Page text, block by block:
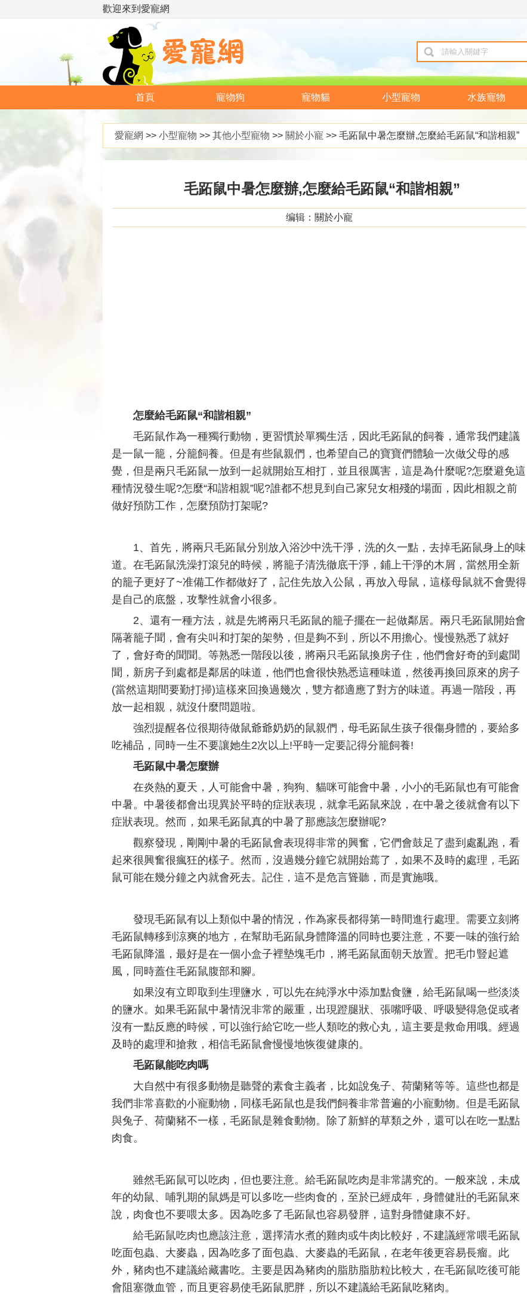
歡迎來到愛寵網
首頁 寵物狗 寵物貓 小型寵物 水族寵物
愛寵網 >> 小型寵物 >> 其他小型寵物 >> 關於小寵 >> 毛跖鼠中暑怎麼辦,怎麼給毛跖鼠“和諧相親”
毛跖鼠中暑怎麼辦,怎麼給毛跖鼠“和諧相親”
编辑：關於小寵
怎麼給毛跖鼠“和諧相親”
毛跖鼠作為一種獨行動物，更習慣於單獨生活，因此毛跖鼠的飼養，通常我們建議
是一鼠一籠，分籠飼養。但是有些鼠親們，也希望自己的寶寶們體驗一次做父母的感
覺，但是兩只毛跖鼠一放到一起就開始互相打，並且很厲害，這是為什麼呢?怎麼避免這
種情況發生呢?怎麼“和諧相親”呢?誰都不想見到自己家兒女相殘的場面，因此相親之前
做好預防工作，怎麼預防打架呢?
1、首先，將兩只毛跖鼠分別放入浴沙中洗干淨，洗的久一點，去掉毛跖鼠身上的味
道。在毛跖鼠洗澡打滾兒的時候，將籠子清洗徹底干淨，鋪上干淨的木屑，當然用全新
的籠子更好了~准備工作都做好了，記住先放入公鼠，再放入母鼠，這樣母鼠就不會覺得
是自己的底盤，攻擊性就會小很多。
2、還有一種方法，就是先將兩只毛跖鼠的籠子擺在一起做鄰居。兩只毛跖鼠開始會
隔著籠子聞，會有尖叫和打架的架勢，但是夠不到，所以不用擔心。慢慢熟悉了就好
了，會好奇的聞聞。等熟悉一階段以後，將兩只毛跖鼠換房子住，他們會好奇的到處聞
聞，新房子到處都是鄰居的味道，他們也會很快熟悉這種味道，然後再換回原來的房子
(當然這期間要勤打掃)這樣來回換過幾次，雙方都適應了對方的味道。再過一階段，再
放一起相親，就沒什麼問題啦。
強烈提醒各位很期待做鼠爺爺奶奶的鼠親們，母毛跖鼠生孩子很傷身體的，要給多
吃補品，同時一生不要讓她生2次以上!平時一定要記得分籠飼養!
毛跖鼠中暑怎麼辦
在炎熱的夏天，人可能會中暑，狗狗、貓咪可能會中暑，小小的毛跖鼠也有可能會
中暑。中暑後都會出現異於平時的症狀表現，就拿毛跖鼠來說，在中暑之後就會有以下
症狀表現。然而，如果毛跖鼠真的中暑了那應該怎麼辦呢?
觀察發現，剛剛中暑的毛跖鼠會表現得非常的興奮，它們會鼓足了盡到處亂跑，看
起來很興奮很瘋狂的樣子。然而，沒過幾分鐘它就開始蔫了，如果不及時的處理，毛跖
鼠可能在幾分鐘之內就會死去。記住，這不是危言聳聽，而是實施哦。
發現毛跖鼠有以上類似中暑的情況，作為家長都得第一時間進行處理。需要立刻將
毛跖鼠轉移到涼爽的地方，在幫助毛跖鼠身體降溫的同時也要注意，不要一味的強行給
毛跖鼠降溫，最好是在一個小盒子裡墊塊毛巾，將毛跖鼠面朝天放置。把毛巾豎起遮
風，同時蓋住毛跖鼠腹部和腳。
如果沒有立即取到生理鹽水，可以先在純淨水中添加點食鹽，給毛跖鼠喝一些淡淡
的鹽水。如果毛跖鼠中暑情況非常的嚴重，出現蹬腿狀、張嘴呼吸、呼吸變得急促或者
沒有一點反應的時候，可以強行給它吃一些人類吃的救心丸，這主要是救命用哦。經過
及時的處理和搶救，相信毛跖鼠會慢慢地恢復健康的。
毛跖鼠能吃肉嗎
大自然中有很多動物是聽聲的素食主義者，比如說兔子、荷蘭豬等等。這些也都是
我們非常喜歡的小寵動物，同樣毛跖鼠也是我們飼養非常普遍的小寵動物。但是毛跖鼠
與兔子、荷蘭豬不一樣，毛跖鼠是雜食動物。除了新鮮的草類之外，還可以在吃一點點
肉食。
雖然毛跖鼠可以吃肉，但也要注意。給毛跖鼠吃肉是非常講究的。一般來說，未成
年的幼鼠、哺乳期的鼠媽是可以多吃一些肉食的，至於已經成年，身體健壯的毛跖鼠來
說，肉食也不要喂太多。因為吃多了毛跖鼠也容易發胖，這對身體健康不好。
給毛跖鼠吃肉也應該注意，選擇清水煮的雞肉或牛肉比較好，不建議經常喂毛跖鼠
吃面包蟲、大麥蟲，因為吃多了面包蟲、大麥蟲的毛跖鼠，在老年後更容易長瘤。此
外，豬肉也不建議給藏書吃。主要是因為豬肉的脂肪脂肪粒比較大，在毛跖鼠吃後可能
會阻塞微血管，而且更容易使毛跖鼠肥胖，所以不建議給毛跖鼠吃豬肉。